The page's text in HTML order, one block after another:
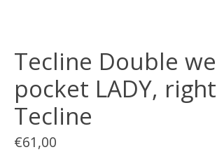
Tecline Double
pocket LADY,
Tecline
€61,00